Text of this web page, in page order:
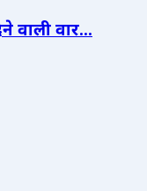
वाली वार...